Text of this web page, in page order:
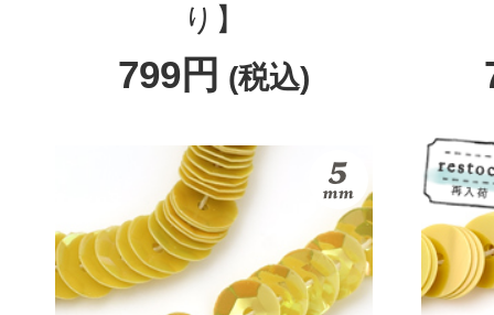
り】
799円 (税込)